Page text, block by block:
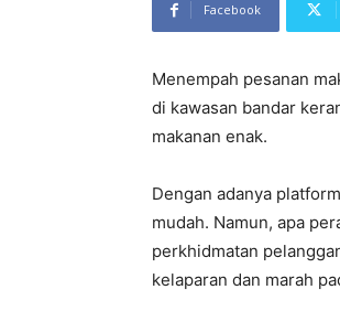
Facebook
Menempah pesanan
di kawasan bandar
makanan enak.
Dengan adanya
mudah. Namun, apa
perkhidmatan
kelaparan dan marah